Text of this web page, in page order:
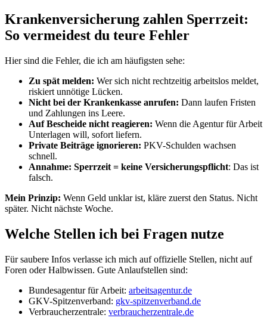
Krankenversicherung zahlen Sperrzeit:
So vermeidest du teure Fehler
Hier sind die Fehler, die ich am häufigsten sehe:
Zu spät melden: Wer sich nicht rechtzeitig arbeitslos meldet,
riskiert unnötige Lücken.
Nicht bei der Krankenkasse anrufen: Dann laufen Fristen
und Zahlungen ins Leere.
Auf Bescheide nicht reagieren: Wenn die Agentur für Arbeit
Unterlagen will, sofort liefern.
Private Beiträge ignorieren: PKV-Schulden wachsen
schnell.
Annahme: Sperrzeit = keine Versicherungspflicht: Das ist
falsch.
Mein Prinzip: Wenn Geld unklar ist, kläre zuerst den Status. Nicht
später. Nicht nächste Woche.
Welche Stellen ich bei Fragen nutze
Für saubere Infos verlasse ich mich auf offizielle Stellen, nicht auf
Foren oder Halbwissen. Gute Anlaufstellen sind:
Bundesagentur für Arbeit: arbeitsagentur.de
GKV-Spitzenverband: gkv-spitzenverband.de
Verbraucherzentrale: verbraucherzentrale.de